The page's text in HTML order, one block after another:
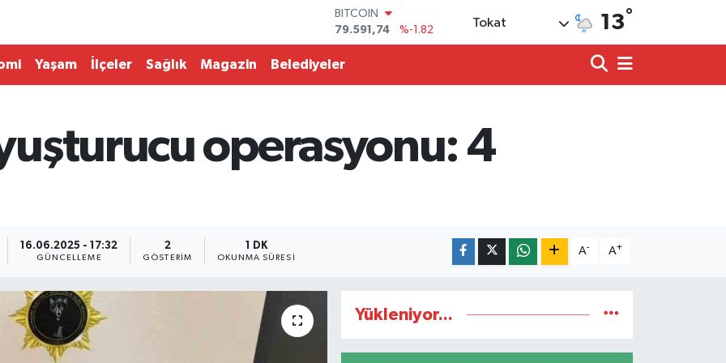
BITCOIN
79.591,74
%-1.82
DOLAR
45,43620
G.ALTIN
6862,09000
%0.19
Tokat 13°
Yaşam İlçeler Sağlık Magazin Belediyeler
operasyonu: 4
16.06.2025 - 17:32
GÜNCELLEME
2
GÖSTERIM
1 DK
OKUNMA SÜRESI
A- A+
Yükleniyor...